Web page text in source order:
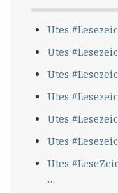
Utes
Utes
Utes
Utes
Utes
Utes
Utes
…